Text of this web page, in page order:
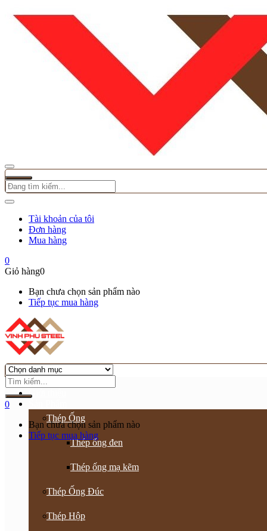
Tài khoản của tôi
Đơn hàng
Mua hàng
0
Giỏ hàng0
Bạn chưa chọn sản phẩm nào
Tiếp tục mua hàng
0
Bạn chưa chọn sản phẩm nào
Tiếp tục mua hàng
Trang chủ
Giới thiệu
Thép Ống
Thép ống đen
Thép ống mạ kẽm
Thép Ống Đúc
Thép Hộp